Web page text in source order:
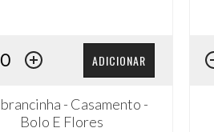
ADICIONAR
- Casamento -
Bolo E Flores